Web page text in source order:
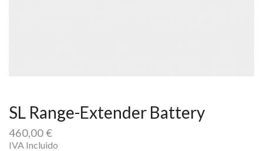
SL Range-Extender Battery
460,00€
IVA Incluido